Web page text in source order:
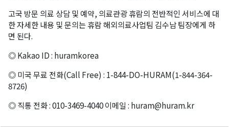
고국 방문 의료 상담 및 예약, 의료관광 휴람의 전반적인 서비스에 대
한 자세한 내용 및 문의는 휴람 해외의료사업팀 김수남 팀장에게 하
면 된다.
◎ Kakao ID : huramkorea
◎ 미국 무료 전화(Call Free) : 1-844-DO-HURAM(1-844-364-
8726)
◎ 직통 전화 : 010-3469-4040 이메일 : huram@huram.kr
오레곤K 뉴스레터 구독
매주 오레곤K 뉴스레터를 통해 다양한 로컬소식과
오레곤 한인 사회 정보를 받아보실수 있습니다.